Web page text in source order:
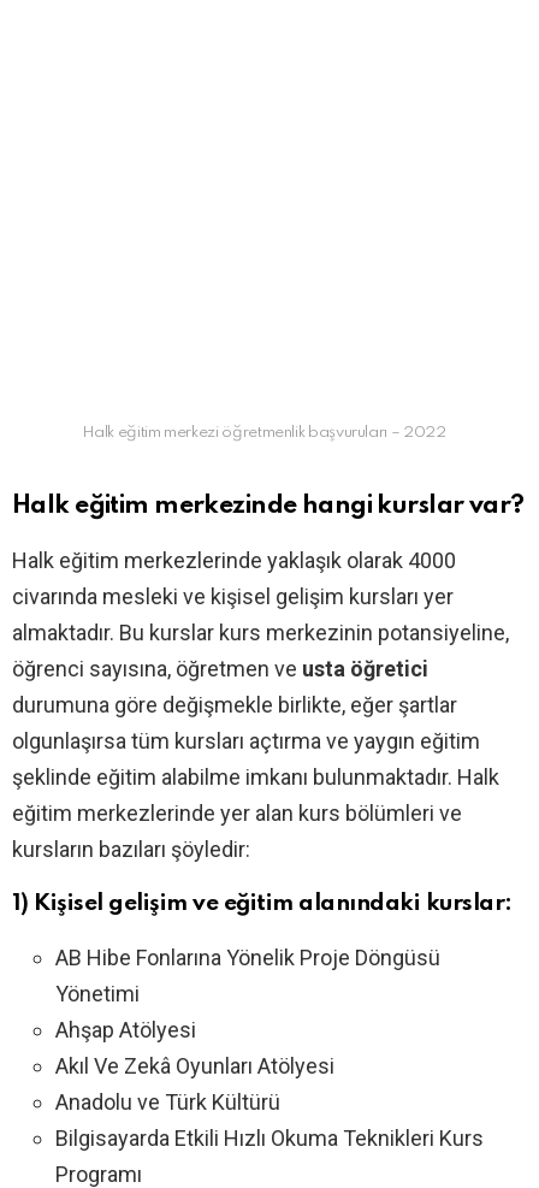
Halk eğitim merkezi öğretmenlik başvuruları – 2022
Halk eğitim merkezinde hangi kurslar var?
Halk eğitim merkezlerinde yaklaşık olarak 4000
civarında mesleki ve kişisel gelişim kursları yer
almaktadır. Bu kurslar kurs merkezinin potansiyeline,
öğrenci sayısına, öğretmen ve usta öğretici
durumuna göre değişmekle birlikte, eğer şartlar
olgunlaşırsa tüm kursları açtırma ve yaygın eğitim
şeklinde eğitim alabilme imkanı bulunmaktadır. Halk
eğitim merkezlerinde yer alan kurs bölümleri ve
kursların bazıları şöyledir:
1) Kişisel gelişim ve eğitim alanındaki kurslar:
AB Hibe Fonlarına Yönelik Proje Döngüsü
Yönetimi
Ahşap Atölyesi
Akıl Ve Zekâ Oyunları Atölyesi
Anadolu ve Türk Kültürü
Bilgisayarda Etkili Hızlı Okuma Teknikleri Kurs
Programı